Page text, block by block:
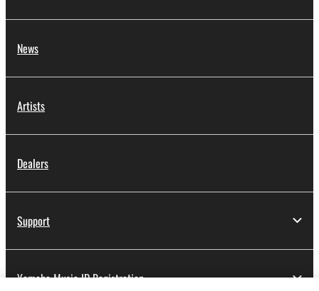
News
Artists
Dealers
Support
Yamaha Music ID Registration